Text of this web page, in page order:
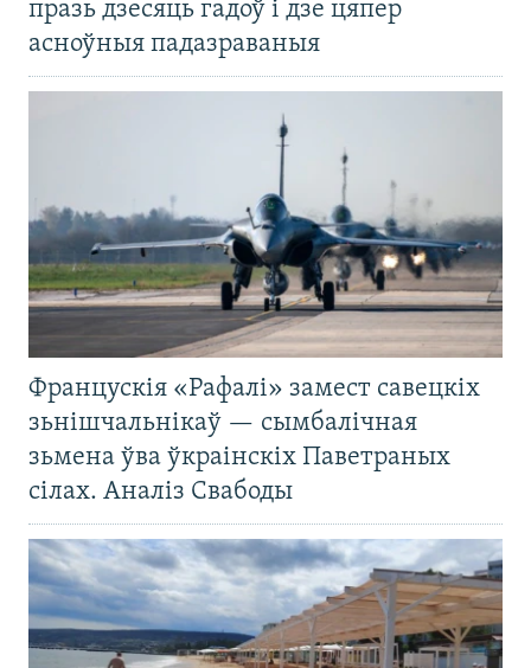
празь дзесяць гадоў і дзе цяпер
асноўныя падазраваныя
Францускія «Рафалі» замест савецкіх
зьнішчальнікаў — сымбалічная
зьмена ўва ўкраінскіх Паветраных
сілах. Аналіз Свабоды